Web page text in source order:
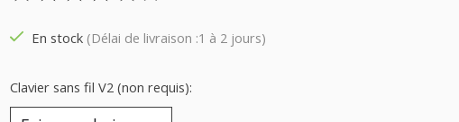
En stock (Délai de livraison :1 à 2 jours)
Clavier sans fil V2 (non requis):